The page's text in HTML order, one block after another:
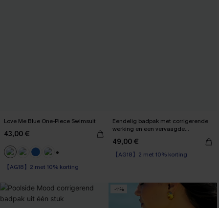
Love Me Blue One-Piece Swimsuit
43,00 €
【AG18】2 met 10% korting
Eendelig badpak met corrigerende
werking en een vervaagde
49,00 €
【AG18】2 met 10% korting
Corrigerend badpak
-11%